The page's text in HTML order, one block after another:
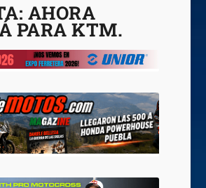
AHORA
PARA KTM.